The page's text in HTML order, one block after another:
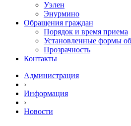
Уэлен
Энурмино
Обращения граждан
Порядок и время приема
Установленные формы
Прозрачность
Контакты
Администрация
›
Информация
›
Новости